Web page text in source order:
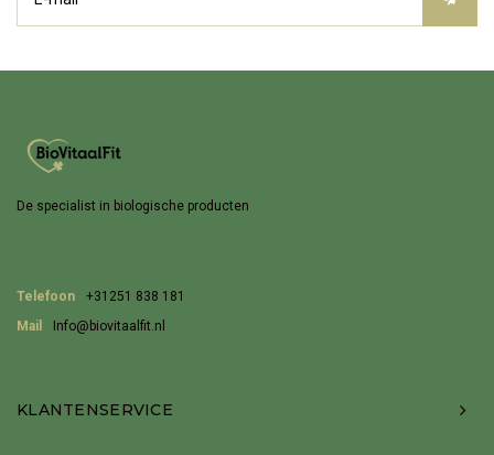
De specialist in biologische producten
Telefoon
+31251 838 181
Mail
Info@biovitaalfit.nl
KLANTENSERVICE